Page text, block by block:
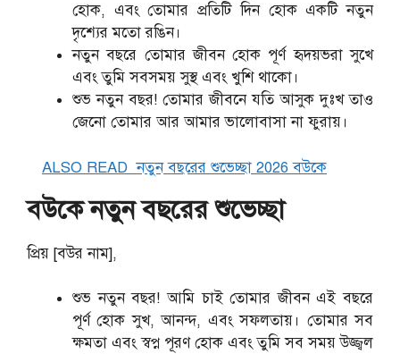
হোক, এবং তোমার প্রতিটি দিন হোক একটি নতুন
দৃশ্যের মতো রঙিন।
নতুন বছরে তোমার জীবন হোক পূর্ণ হৃদয়ভরা সুখে
এবং তুমি সবসময় সুস্থ এবং খুশি থাকো।
শুভ নতুন বছর! তোমার জীবনে যতি আসুক দুঃখ তাও
জেনো তোমার আর আমার ভালোবাসা না ফুরায়।
ALSO READ নতুন বছরের শুভেচ্ছা 2026 বউকে
বউকে নতুন বছরের শুভেচ্ছা
প্রিয় [বউর নাম],
শুভ নতুন বছর! আমি চাই তোমার জীবন এই বছরে
পূর্ণ হোক সুখ, আনন্দ, এবং সফলতায়। তোমার সব
ক্ষমতা এবং স্বপ্ন পূরণ হোক এবং তুমি সব সময় উজ্জ্বল